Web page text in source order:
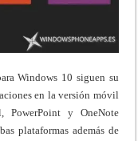
Windows 10 siguen su
en la versión móvil
PowerPoint y OneNote
plataformas además de